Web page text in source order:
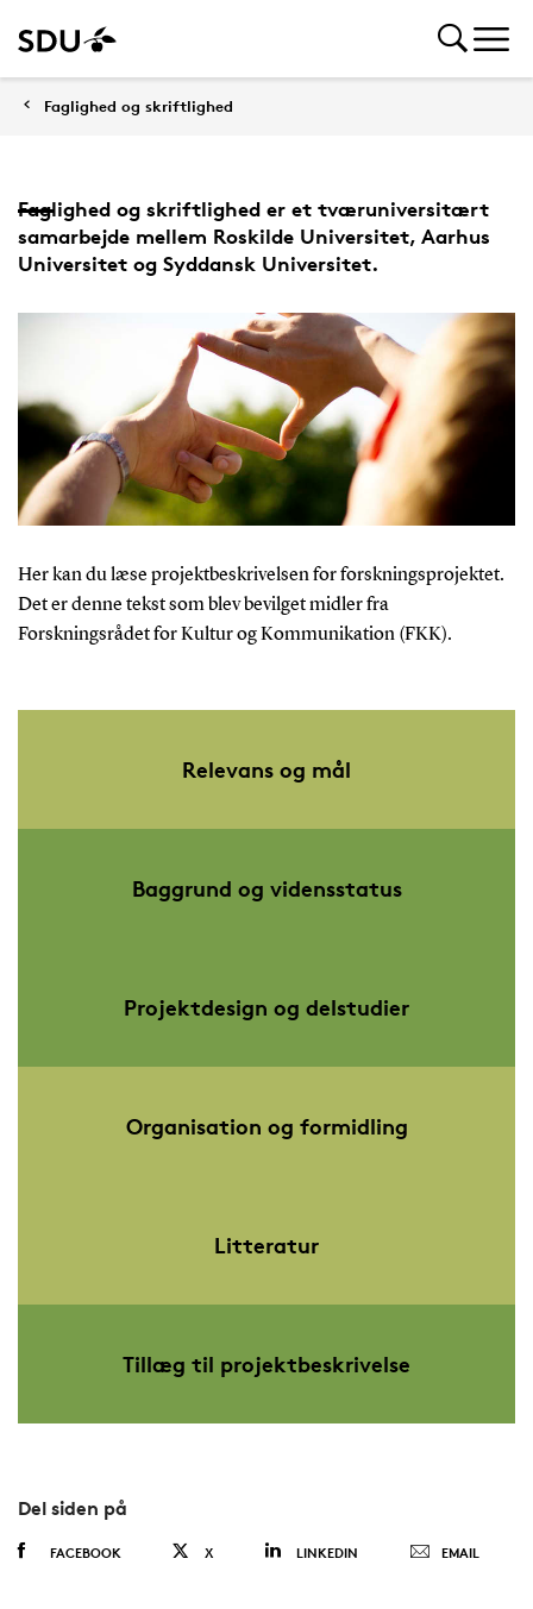
Faglighed og skriftlighed
Faglighed og skriftlighed er et tværuniversitært
samarbejde mellem Roskilde Universitet, Aarhus
Universitet og Syddansk Universitet.
Her kan du læse projektbeskrivelsen for forskningsprojektet.
Det er denne tekst som blev bevilget midler fra
Forskningsrådet for Kultur og Kommunikation (FKK).
Relevans og mål
Baggrund og vidensstatus
Projektdesign og delstudier
Organisation og formidling
Litteratur
Tillæg til projektbeskrivelse
Del siden på
FACEBOOK X LINKEDIN EMAIL